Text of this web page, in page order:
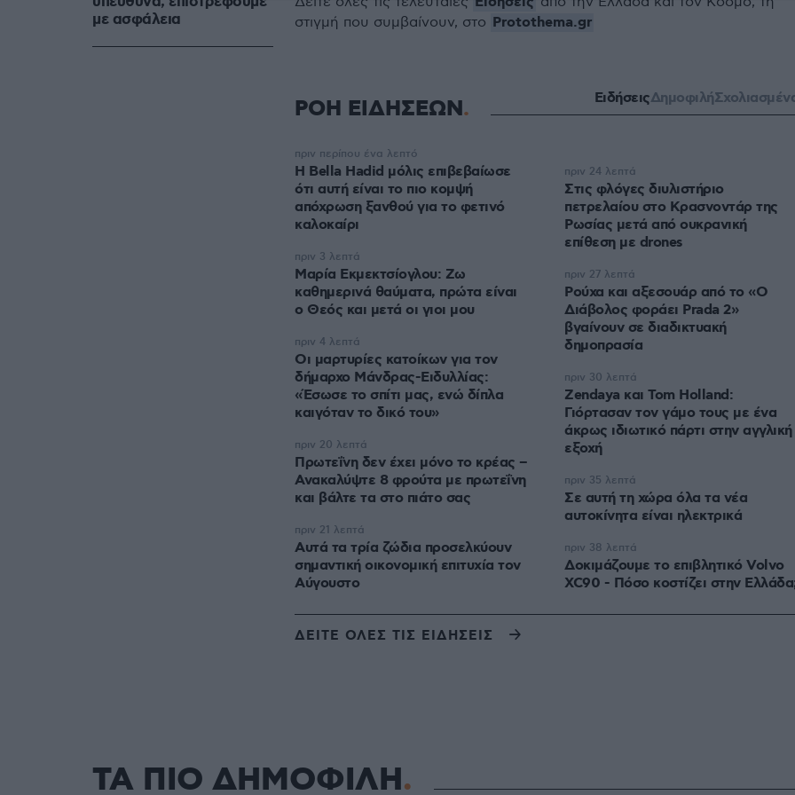
με ασφάλεια
στιγμή που συμβαίνουν, στο Protothema.gr
ΡΟΗ ΕΙΔΗΣΕΩΝ ΕιδήσειςΔημοφιλή
Η Bella Hadid μόλις επιβεβαίωσε
ότι αυτή είναι το πιο κομψή
απόχρωση ξανθού για το φετινό
καλοκαίρι
πριν περίπου ένα λεπτό
Μαρία Εκμεκτσίογλου: Ζω
καθημερινά θαύματα, πρώτα είναι
ο Θεός και μετά οι γιοι μου
πριν 3 λεπτά
Οι μαρτυρίες κατοίκων για τον
δήμαρχο Μάνδρας-Ειδυλλίας:
«Έσωσε το σπίτι μας, ενώ δίπλα
καιγόταν το δικό του»
πριν 4 λεπτά
Πρωτεΐνη δεν έχει μόνο το κρέας –
Ανακαλύψτε 8 φρούτα με πρωτεΐνη
και βάλτε τα στο πιάτο σας
πριν 20 λεπτά
Αυτά τα τρία ζώδια προσελκύουν
σημαντική οικονομική επιτυχία τον
Αύγουστο
πριν 21 λεπτά
Στις φλόγες διυλιστήριο
πετρελαίου στο Κρασνοντάρ της
Ρωσίας μετά από ουκρανική
επίθεση με drones
πριν 24 λεπτά
Ρούχα και αξεσουάρ από το «Ο
Διάβολος φοράει Prada 2»
βγαίνουν σε διαδικτυακή
δημοπρασία
πριν 27 λεπτά
Zendaya και Tom Holland:
Γιόρτασαν τον γάμο τους με ένα
άκρως ιδιωτικό πάρτι στην αγγλική
εξοχή
πριν 30 λεπτά
Σε αυτή τη χώρα όλα τα νέα
αυτοκίνητα είναι ηλεκτρικά
πριν 35 λεπτά
Δοκιμάζουμε το επιβλητικό Volvo
XC90 - Πόσο κοστίζει στην
πριν 38 λεπτά
ΔΕΙΤΕ ΟΛΕΣ ΤΙΣ ΕΙΔΗΣΕΙΣ
ΤΑ ΠΙΟ ΔΗΜΟΦΙΛΗ